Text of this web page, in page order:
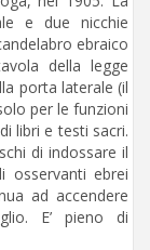
e due nicchie
ebraico
della legge
porta laterale (il
per le funzioni
libri e testi sacri.
di indossare il
osservanti ebrei
ad accendere
E’ pieno di